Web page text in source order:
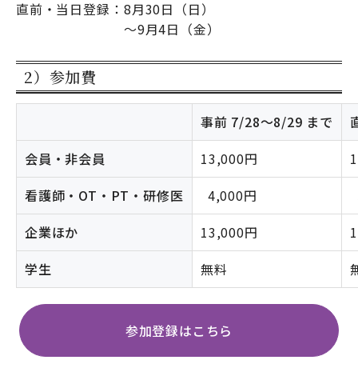
直前・当日登録： 8月30日（日）
～9月4日（金）
2）参加費
事前 7/28～8/29 まで
会員・非会員
13,000円
看護師・OT・PT・研修医
4,000円
企業ほか
13,000円
学生
無料
参加登録はこちら